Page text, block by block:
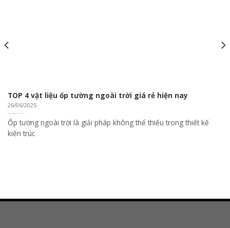
TOP 4 vật liệu ốp tường ngoài trời giá rẻ hiện nay
26/06/2025
Ốp tường ngoài trời là giải pháp không thể thiếu trong thiết kế
kiến trúc